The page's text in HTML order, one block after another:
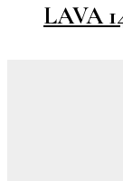
LAVA